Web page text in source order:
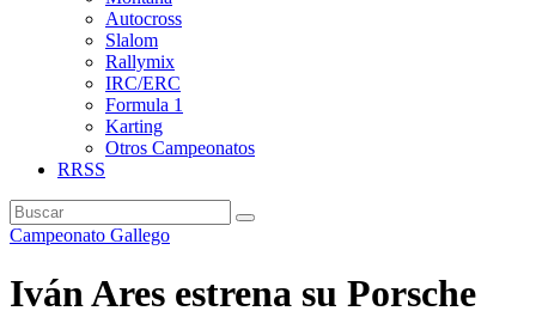
Autocross
Slalom
Rallymix
IRC/ERC
Formula 1
Karting
Otros Campeonatos
RRSS
Campeonato Gallego
Iván Ares estrena su Porsche